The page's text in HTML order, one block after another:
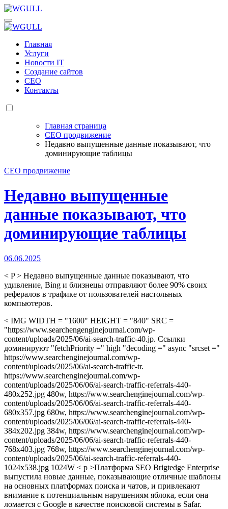
Перейти
к
содержанию
WGULL
Белая чайка - создание и продвижение сайтов
Белая чайка - создание и продвижение сайтов
Главная
Услуги
Новости IT
Создание сайтов
СЕО
Контакты
Главная страница
СЕО продвижение
Недавно выпущенные данные показывают, что
доминирующие таблицы
СЕО продвижение
Недавно выпущенные
данные показывают, что
доминирующие таблицы
06.06.2025
< P > Недавно выпущенные данные показывают, что
удивление, Bing и близнецы отправляют более 90% своих
рефералов в трафике от пользователей настольных
компьютеров.
< IMG WIDTH = "1600" HEIGHT = "840" SRC =
"https://www.searchengenginejournal.com/wp-
content/uploads/2025/06/ai-search-traffic-40.jp. Ссылки
доминируют "fetchPriority =" high "decoding =" async "srcset ="
https://www.searchenginejournal.com/wp-
content/uploads/2025/06/ai-search-traffic-tr.
https://www.searchenginejournal.com/wp-
content/uploads/2025/06/06/ai-search-traffic-referrals-440-
480x252.jpg 480w, https://www.searchenginejournal.com/wp-
content/uploads/2025/06/06/ai-search-traffic-referrals-440-
680x357.jpg 680w, https://www.searchenginejournal.com/wp-
content/uploads/2025/06/06/ai-search-traffic-referrals-440-
384x202.jpg 384w, https://www.searchenginejournal.com/wp-
content/uploads/2025/06/06/ai-search-traffic-referrals-440-
768x403.jpg 768w, https://www.searchenginejournal.com/wp-
content/uploads/2025/06/ai-search-traffic-referrals-440-
1024x538.jpg 1024W < p >Платформа SEO Brigtedge Enterprise
выпустила новые данные, показывающие отличные шаблоны
на основных платформах поиска и чатов, и привлекают
внимание к потенциальным нарушениям яблока, если она
ломается с Google в качестве поисковой системы в Safar.